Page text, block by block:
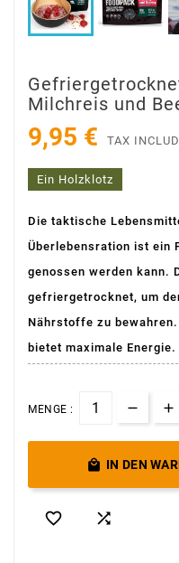
Milchreis und
9,95 € TAX
Ein Holzklotz
Die taktische
Überlebensration ist ein
genossen werden kann.
gefriergetrocknet, um
Nährstoffe zu
bietet maximale Energie.
MENGE :
 IN DEN
 